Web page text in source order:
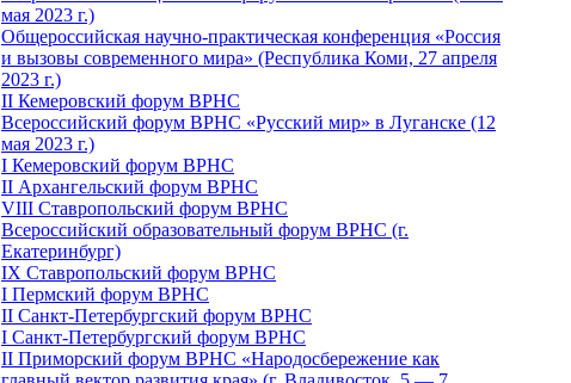
мая 2023 г.)
Общероссийская научно-практическая конференция «Россия
и вызовы современного мира» (Республика Коми, 27 апреля
2023 г.)
II Кемеровский форум ВРНС
Всероссийский форум ВРНС «Русский мир» в Луганске (12
мая 2023 г.)
I Кемеровский форум ВРНС
II Архангельский форум ВРНС
VIII Ставропольский форум ВРНС
Всероссийский образовательный форум ВРНС (г.
Екатеринбург)
IX Ставропольский форум ВРНС
I Пермский форум ВРНС
II Санкт-Петербургский форум ВРНС
I Санкт-Петербургский форум ВРНС
II Приморский форум ВРНС «Народосбережение как